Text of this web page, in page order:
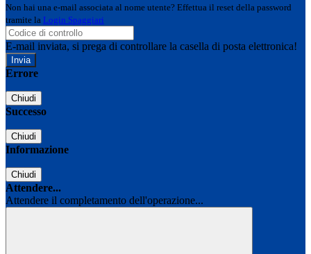
Non hai una e-mail associata al nome utente? Effettua il reset della password
tramite la Login Spaggiari
E-mail inviata, si prega di controllare la casella di posta elettronica!
Errore
Chiudi
Successo
Chiudi
Informazione
Chiudi
Attendere...
Attendere il completamento dell'operazione...